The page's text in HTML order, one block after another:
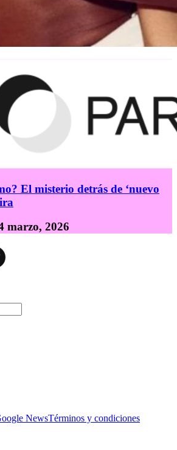
El misterio detrás de ‘nuevo
marzo, 2026
NewsTérminos y condiciones